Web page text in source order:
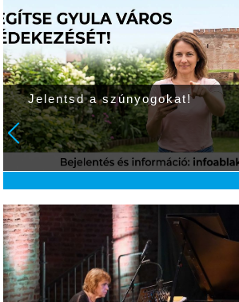
A rajzfilmek voltak a
kvízversenyen